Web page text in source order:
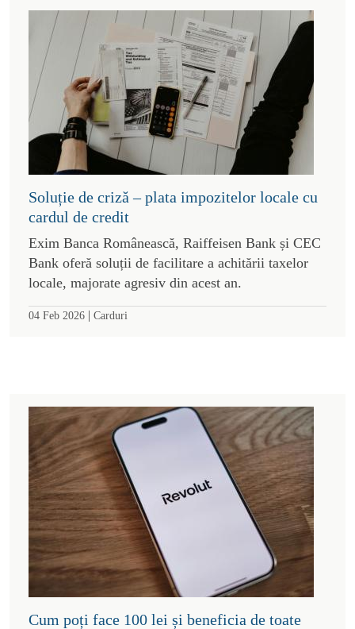
Soluție de criză – plata impozitelor locale cu
cardul de credit
Exim Banca Românească, Raiffeisen Bank și CEC
Bank oferă soluții de facilitare a achitării taxelor
locale, majorate agresiv din acest an.
04 Feb 2026 | Carduri
Cum poți face 100 lei și beneficia de toate